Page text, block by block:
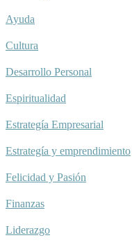
Ayuda
Cultura
Desarrollo Personal
Espiritualidad
Estrategía Empresarial
Estrategía y emprendimiento
Felicidad y Pasión
Finanzas
Liderazgo